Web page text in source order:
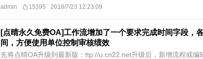
admin 15395 2018/7/23 12:23:09
[点晴永久免费OA]工作流增加了一个要求完成时间字段，
间，方便使用单位控制审核绩效
先将点晴OA升级到最新版：ttp://u.cn22.net升级后，新增流程或